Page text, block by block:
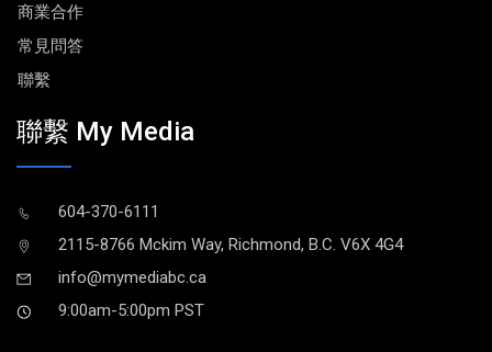
商業合作
常見問答
聯繫
聯繫 My Media
604-370-6111
2115-8766 Mckim Way, Richmond, B.C. V6X 4G4
info@mymediabc.ca
9:00am-5:00pm PST